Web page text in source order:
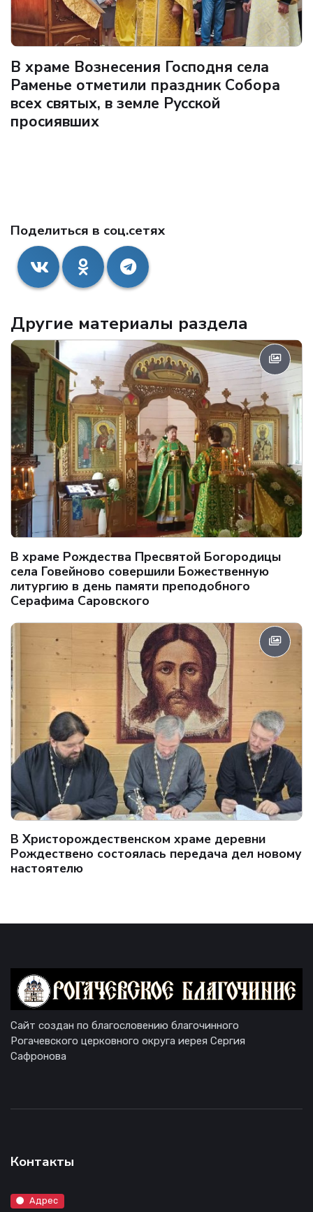
В храме Вознесения Господня села
Раменье отметили праздник Собора
всех святых, в земле Русской
просиявших
Поделиться в соц.сетях
Другие материалы раздела
В храме Рождества Пресвятой Богородицы
села Говейново совершили Божественную
литургию в день памяти преподобного
Серафима Саровского
В Христорождественском храме деревни
Рождествено состоялась передача дел новому
настоятелю
Сайт создан по благословению благочинного
Рогачевского церковного округа иерея Сергия
Сафронова
Контакты
Адрес